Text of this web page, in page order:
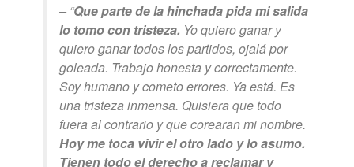
– “Que parte de la hinchada pida mi salida
lo tomo con tristeza. Yo quiero ganar y
quiero ganar todos los partidos, ojalá por
goleada. Trabajo honesta y correctamente.
Soy humano y cometo errores. Ya está. Es
una tristeza inmensa. Quisiera que todo
fuera al contrario y que corearan mi nombre.
Hoy me toca vivir el otro lado y lo asumo.
Tienen todo el derecho a reclamar y